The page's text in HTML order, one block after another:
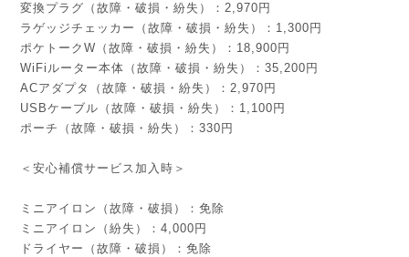
変換プラグ（故障・破損・紛失）：2,970円
ラゲッジチェッカー（故障・破損・紛失）：1,300円
ポケトークW（故障・破損・紛失）：18,900円
WiFiルーター本体（故障・破損・紛失）：35,200円
ACアダプタ（故障・破損・紛失）：2,970円
USBケーブル（故障・破損・紛失）：1,100円
ポーチ（故障・破損・紛失）：330円
＜安心補償サービス加入時＞
ミニアイロン（故障・破損）：免除
ミニアイロン（紛失）：4,000円
ドライヤー（故障・破損）：免除